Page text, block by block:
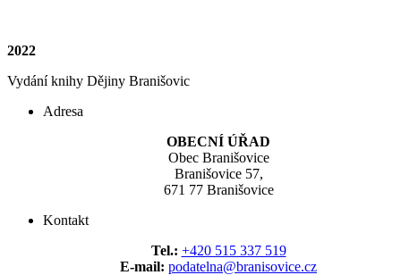
2022
Vydání knihy Dějiny Branišovic
Adresa
OBECNÍ ÚŘAD
Obec Branišovice
Branišovice 57,
671 77 Branišovice
Kontakt
Tel.: +420 515 337 519
E-mail: podatelna@branisovice.cz